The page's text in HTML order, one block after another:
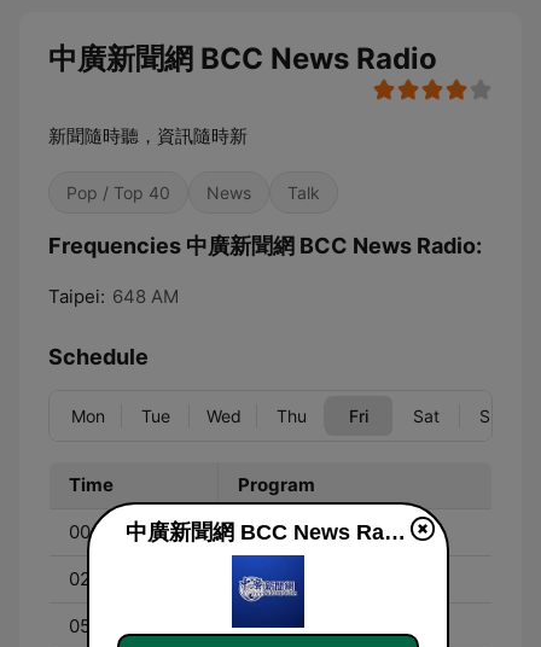
中廣新聞網 BCC News Radio
新聞隨時聽，資訊隨時新
Pop / Top 40 News Talk
Frequencies 中廣新聞網 BCC News Radio:
Taipei: 648 AM
Schedule
Mon Tue Wed Thu Fri Sat Sun
Time Program
00:00 - 02:00 午夜劇場
02:00 - 05:00 精彩節目回顧
05:00 - 06:00 心靈的春天
中廣新聞網 BCC News Radio live